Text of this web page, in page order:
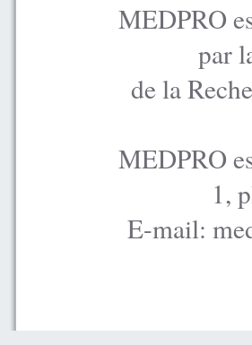
MEDPRO
par
de la
MEDPRO
1,
E-mail: